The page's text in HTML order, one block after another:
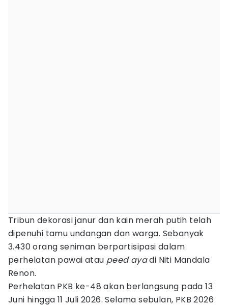
Tribun dekorasi janur dan kain merah putih telah
dipenuhi tamu undangan dan warga. Sebanyak
3.430 orang seniman berpartisipasi dalam
perhelatan pawai atau peed ayadi Niti Mandala
Renon.
Perhelatan PKB ke-48 akan berlangsung pada 13
Juni hingga 11 Juli 2026. Selama sebulan, PKB 2026